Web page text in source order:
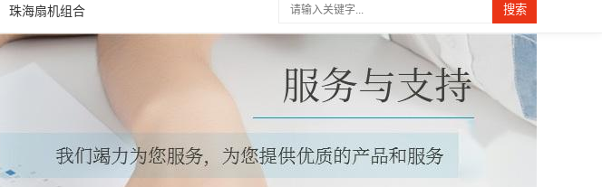
珠海扇机组合 搜索